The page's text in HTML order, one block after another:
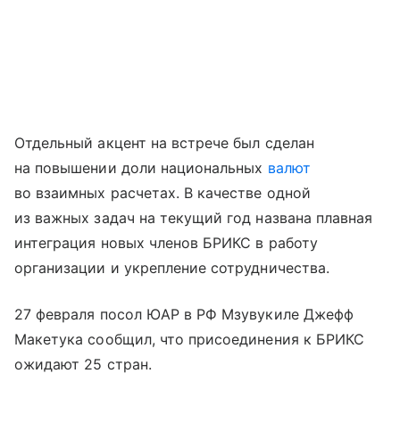
Отдельный акцент на встрече был сделан
на повышении доли национальных валют
во взаимных расчетах. В качестве одной
из важных задач на текущий год названа плавная
интеграция новых членов БРИКС в работу
организации и укрепление сотрудничества.
27 февраля посол ЮАР в РФ Мзувукиле Джефф
Макетука сообщил, что присоединения к БРИКС
ожидают 25 стран.